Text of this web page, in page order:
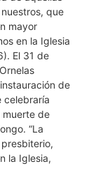
que
mayor
en la Iglesia
El 31 de
de
celebraría
muerte de
“La
la Iglesia,